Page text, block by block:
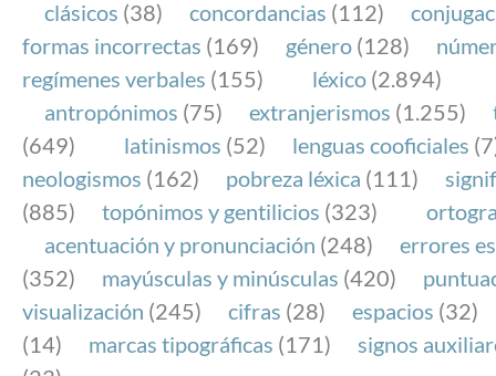
FundéuRAE es una fundación patrocinada por la
y la Real Academia Española, cuyo objetivo es
el buen uso del español en los medios de
Internet.
clásicos (38) concordancias (112)
formas incorrectas (169) género (128)
regímenes verbales (155) léxico (2.894)
antropónimos (75) extranjerismos (1.255)
(649)
latinismos (52) lenguas cooficiales
neologismos (162) pobreza léxica (111)
(885)
topónimos y gentilicios (323)
acentuación y pronunciación (248)
errores
(352)
mayúsculas y minúsculas (420)
visualización (245) cifras (28) espacios (32)
(14)
marcas tipográficas (171)
signos